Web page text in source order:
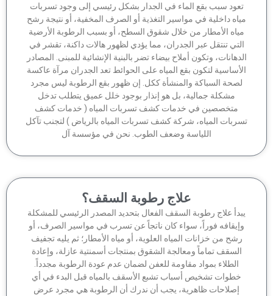
سبب بقع الماء في الجدار بشكل رئيسي إلى وجود تسربات
داخلية في مواسير التغذية أو الصرف المخفية، أو نتيجة رشح
الأمطار من خلال شقوق السطح، أو بسبب الرطوبة الأرضية
تنتقل عبر الجدران، مما يؤدي لظهور هالات داكنة، تقشر في
وتكون أملاح بيضاء تضر بالبنية الإنشائية للمبنى. المصادر
لتكون بقع المياه على الحوائط تعد الجدران مرآة عاكسة
لصحة السباكة والمنشأة ككل. إن ظهور بقع الرطوبة ليس مجرد
مشكلة جمالية، بل هو إنذار بوجود خلل عميق يتطلب تدخل
متخصصين في خدمات كشف تسربات المياه ( خدمات كشف
المياه، شركة كشف تسربات المياه بالرياض ) لتجنب تآكل
اللياسة وضعف الطوب. نحن في مؤسسة آل
علاج رطوبة السقف؟
علاج رطوبة السقف الفعال بتحديد المصدر الرئيسي للمشكلة
فوراً، سواء كان ناتجاً عن تسرب في مواسير الصرف، أو
رشح من خزانات المياه العلوية، أو مياه الأمطار؛ ثم يليه تجفيف
السقف تماماً ومعالجة الشقوق بمنتجات أسمنتية عازلة، وإعادة
الطلاء بمواد مقاومة للعفن لضمان عدم عودة الرطوبة مجدداً.
خطوات تشخيص أسباب تشبع الأسقف بالمياه قبل البدء في أي
إصلاحات ظاهرية، يجب أن ندرك أن الرطوبة هي مجرد عرض